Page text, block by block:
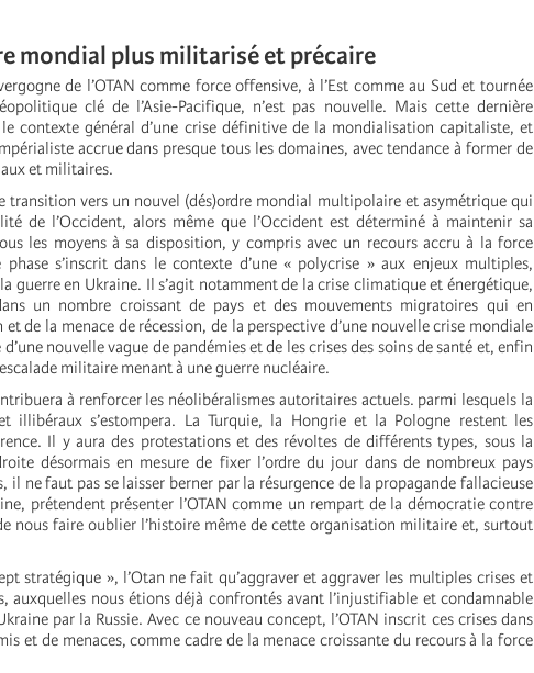
mondial plus militarisé et précaire
de l’OTAN comme force offensive, à l’Est comme au Sud et tournée
clé de l’Asie-Pacifique, n’est pas nouvelle. Mais cette dernière
contexte général d’une crise définitive de la mondialisation capitaliste, et
accrue dans presque tous les domaines, avec tendance à former de
et militaires.
transition vers un nouvel (dés)ordre mondial multipolaire et asymétrique qui
de l’Occident, alors même que l’Occident est déterminé à maintenir sa
les moyens à sa disposition, y compris avec un recours accru à la force
s’inscrit dans le contexte d’une « polycrise » aux enjeux multiples,
guerre en Ukraine. Il s’agit notamment de la crise climatique et énergétique,
un nombre croissant de pays et des mouvements migratoires qui en
de la menace de récession, de la perspective d’une nouvelle crise mondiale
nouvelle vague de pandémies et de les crises des soins de santé et, enfin
militaire menant à une guerre nucléaire.
à renforcer les néolibéralismes autoritaires actuels. parmi lesquels la
illibéraux s’estompera. La Turquie, la Hongrie et la Pologne restent les
Il y aura des protestations et des révoltes de différents types, sous la
désormais en mesure de fixer l’ordre du jour dans de nombreux pays
il ne faut pas se laisser berner par la résurgence de la propagande fallacieuse
prétendent présenter l’OTAN comme un rempart de la démocratie contre
nous faire oublier l’histoire même de cette organisation militaire et, surtout
stratégique », l’Otan ne fait qu’aggraver et aggraver les multiples crises et
auxquelles nous étions déjà confrontés avant l’injustifiable et condamnable
par la Russie. Avec ce nouveau concept, l’OTAN inscrit ces crises dans
et de menaces, comme cadre de la menace croissante du recours à la force